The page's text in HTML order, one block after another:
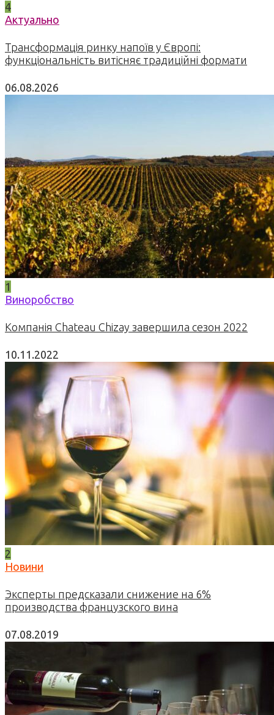
4
Актуально
Трансформація ринку напоїв у Європі:
функціональність витісняє традиційні формати
06.08.2026
1
Виноробство
Компанія Chateau Chizay завершила сезон 2022
10.11.2022
2
Новини
Эксперты предсказали снижение на 6%
производства французского вина
07.08.2019